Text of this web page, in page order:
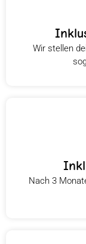
Wir stellen
Nach 3